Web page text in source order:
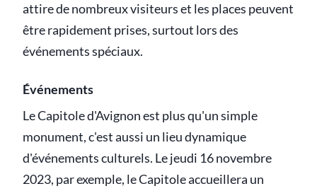
attire de nombreux visiteurs et les places peuvent
être rapidement prises, surtout lors des
événements spéciaux.
Événements
Le Capitole d'Avignon est plus qu'un simple
monument, c'est aussi un lieu dynamique
d'événements culturels. Le jeudi 16 novembre
2023, par exemple, le Capitole accueillera un